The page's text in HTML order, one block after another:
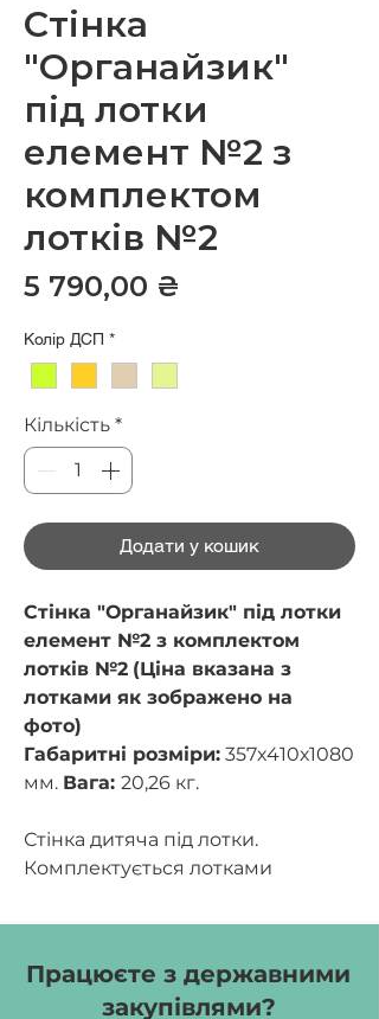
Стінка
"Органайзик"
під лотки
елемент №2 з
комплектом
лотків №2
5 790,00 ₴
Колір ДСП *
Кількість *
Додати у кошик
Стінка "Органайзик" під лотки
елемент №2 з комплектом
лотків №2 (Ціна вказана з
лотками як зображено на
фото)
Габаритні розміри: 357х410х1080
мм. Вага: 20,26 кг.
Стінка дитяча під лотки.
Комплектується лотками
кріпляться пластиковими
виготовлена з ДСП товщиною 16
мм. Задня стінка виготовляється
Працюєте з державними
закупівлями?